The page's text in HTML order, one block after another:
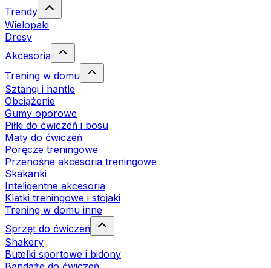
Trendy
Wielopaki
Dresy
Akcesoria
Trening w domu
Sztangi i hantle
Obciążenie
Gumy oporowe
Piłki do ćwiczeń i bosu
Maty do ćwiczeń
Poręcze treningowe
Przenośne akcesoria treningowe
Skakanki
Inteligentne akcesoria
Klatki treningowe i stojaki
Trening w domu inne
Sprzęt do ćwiczeń
Shakery
Butelki sportowe i bidony